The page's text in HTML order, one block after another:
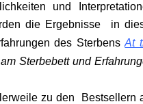
und
die Ergebnisse in
des SterbensAt
Sterbebett und
zu den Bestsellern